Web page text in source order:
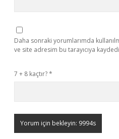
Daha sonraki yorumlarımda
ve site adresim bu tarayıcıya
7 + 8 kaçtır?*